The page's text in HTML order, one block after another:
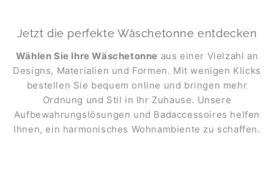
Jetzt die perfekte Wäschetonne entdecken
Wählen Sie Ihre Wäschetonne aus einer Vielzahl an
Designs, Materialien und Formen. Mit wenigen Klicks
bestellen Sie bequem online und bringen mehr
Ordnung und Stil in Ihr Zuhause. Unsere
Aufbewahrungslösungen und Badaccessoires helfen
Ihnen, ein harmonisches Wohnambiente zu schaffen.